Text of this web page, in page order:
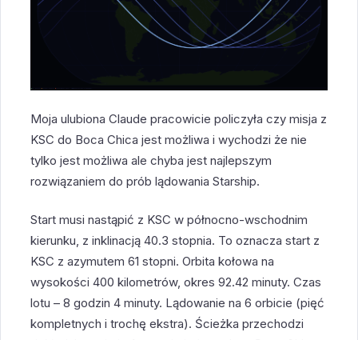
Moja ulubiona Claude pracowicie policzyła czy misja z
KSC do Boca Chica jest możliwa i wychodzi że nie
tylko jest możliwa ale chyba jest najlepszym
rozwiązaniem do prób lądowania Starship.
Start musi nastąpić z KSC w północno-wschodnim
kierunku, z inklinacją 40.3 stopnia. To oznacza start z
KSC z azymutem 61 stopni. Orbita kołowa na
wysokości 400 kilometrów, okres 92.42 minuty. Czas
lotu – 8 godzin 4 minuty. Lądowanie na 6 orbicie (pięć
kompletnych i trochę ekstra). Ścieżka przechodzi